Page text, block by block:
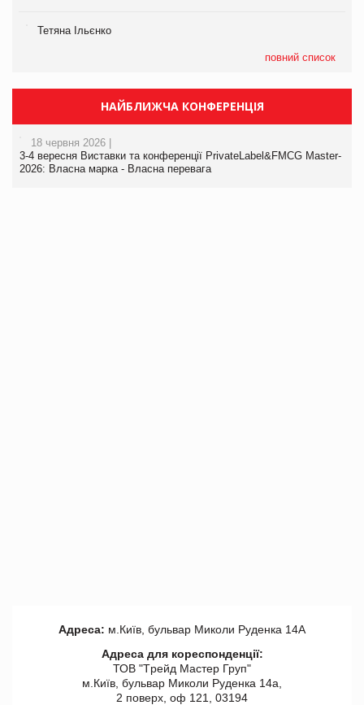
Тетяна Ільєнко
повний список
НАЙБЛИЖЧА КОНФЕРЕНЦІЯ
18 червня 2026 |
3-4 вересня Виставки та конференції PrivateLabel&FMCG Master-
2026: Власна марка - Власна перевага
Адреса: м.Київ, бульвар Миколи Руденка 14А
Адреса для кореспонденції:
ТОВ "Tрейд Мастер Груп"
м.Київ, бульвар Миколи Руденка 14а,
2 поверх, оф 121, 03194